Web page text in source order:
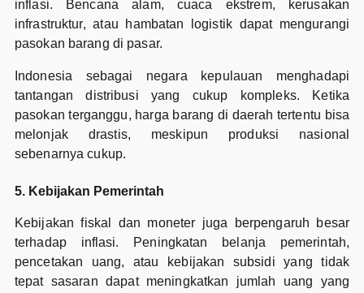
inflasi. Bencana alam, cuaca ekstrem, kerusakan
infrastruktur, atau hambatan logistik dapat mengurangi
pasokan barang di pasar.
Indonesia sebagai negara kepulauan menghadapi
tantangan distribusi yang cukup kompleks. Ketika
pasokan terganggu, harga barang di daerah tertentu bisa
melonjak drastis, meskipun produksi nasional
sebenarnya cukup.
5. Kebijakan Pemerintah
Kebijakan fiskal dan moneter juga berpengaruh besar
terhadap inflasi. Peningkatan belanja pemerintah,
pencetakan uang, atau kebijakan subsidi yang tidak
tepat sasaran dapat meningkatkan jumlah uang yang